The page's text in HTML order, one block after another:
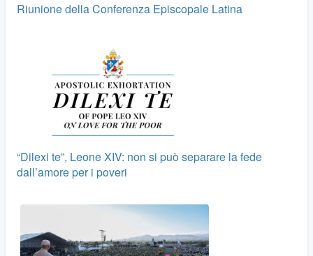
Riunione della Conferenza Episcopale Latina
“Dilexi te”, Leone XIV: non si può separare la fede
dall’amore per i poveri